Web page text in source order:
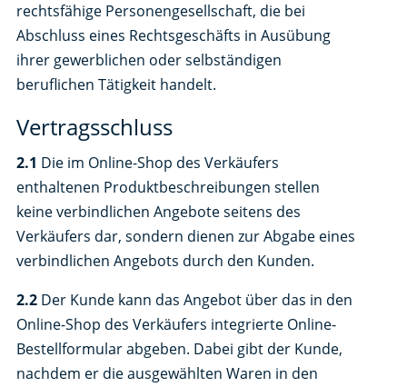
rechtsfähige Personengesellschaft, die bei
Abschluss eines Rechtsgeschäfts in Ausübung
ihrer gewerblichen oder selbständigen
beruflichen Tätigkeit handelt.
Vertragsschluss
2.1 Die im Online-Shop des Verkäufers
enthaltenen Produktbeschreibungen stellen
keine verbindlichen Angebote seitens des
Verkäufers dar, sondern dienen zur Abgabe eines
verbindlichen Angebots durch den Kunden.
2.2Der Kunde kann das Angebot über das in den
Online-Shop des Verkäufers integrierte Online-
Bestellformular abgeben. Dabei gibt der Kunde,
nachdem er die ausgewählten Waren in den